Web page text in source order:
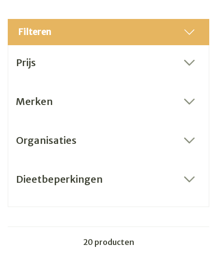
Filteren
Prijs
Merken
Organisaties
Dieetbeperkingen
20 producten